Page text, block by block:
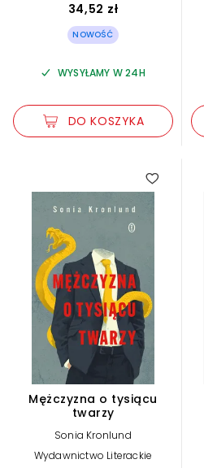
34,52 zł
NOWOŚĆ
WYSYŁAMY W 24H
DO KOSZYKA
Mężczyzna o tysiącu
twarzy
Sonia Kronlund
Wydawnictwo Literackie